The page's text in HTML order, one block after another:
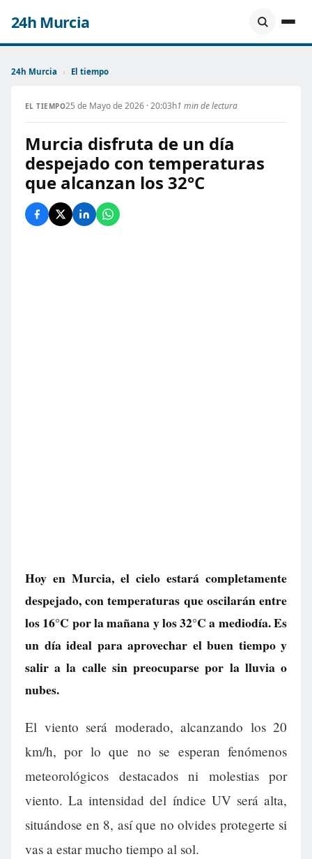
24h Murcia
24h Murcia › El tiempo
EL TIEMPO25 de Mayo de 2026 · 20:03h1 min de lectura
Murcia disfruta de un día
despejado con temperaturas
que alcanzan los 32°C
Hoy en Murcia, el cielo estará completamente
despejado, con temperaturas que oscilarán entre
los 16°C por la mañana y los 32°C a mediodía. Es
un día ideal para aprovechar el buen tiempo y
salir a la calle sin preocuparse por la lluvia o
nubes.
El viento será moderado, alcanzando los 20
km/h, por lo que no se esperan fenómenos
meteorológicos destacados ni molestias por
viento. La intensidad del índice UV será alta,
situándose en 8, así que no olvides protegerte si
vas a estar mucho tiempo al sol.